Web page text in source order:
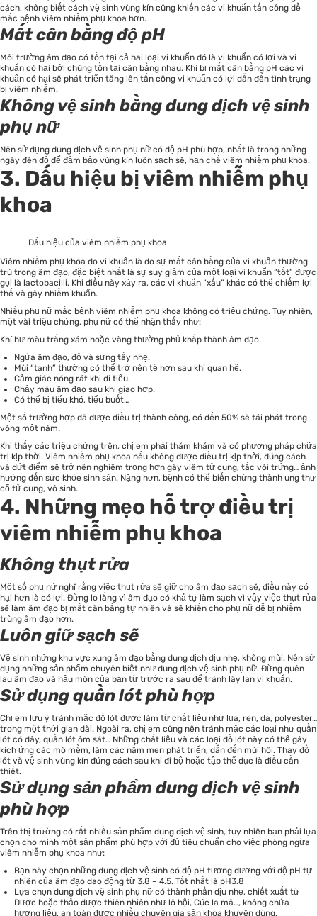
cách, không biết cách vệ sinh vùng kín cũng khiến các vi khuẩn tấn công dễ
mắc bệnh viêm nhiễm phụ khoa hơn.
Mất cân bằng độ pH
Môi trường âm đạo có tồn tại cả hai loại vi khuẩn đó là vi khuẩn có lợi và vi
khuẩn có hại bởi chúng tồn tại cân bằng nhau. Khi bị mất cân bằng pH các vi
khuẩn có hại sẽ phát triển tăng lên tấn công vi khuẩn có lợi dẫn đến tình trạng
bị viêm nhiễm.
Không vệ sinh bằng dung dịch vệ sinh
phụ nữ
Nên sử dụng dung dịch vệ sinh phụ nữ có độ pH phù hợp, nhất là trong những
ngày đèn đỏ để đảm bảo vùng kín luôn sạch sẽ, hạn chế viêm nhiễm phụ khoa.
3. Dấu hiệu bị viêm nhiễm phụ
khoa
Dấu hiệu của viêm nhiễm phụ khoa
Viêm nhiễm phụ khoa do vi khuẩn là do sự mất cân bằng của vi khuẩn thường
trú trong âm đạo, đặc biệt nhất là sự suy giảm của một loại vi khuẩn “tốt” được
gọi là lactobacilli. Khi điều này xảy ra, các vi khuẩn “xấu” khác có thể chiếm lợi
thế và gây nhiễm khuẩn.
Nhiều phụ nữ mắc bệnh viêm nhiễm phụ khoa không có triệu chứng. Tuy nhiên,
một vài triệu chứng, phụ nữ có thể nhận thấy như:
Khí hư màu trắng xám hoặc vàng thường phủ khắp thành âm đạo.
Ngứa âm đạo, đỏ và sưng tấy nhẹ.
Mùi “tanh” thường có thể trở nên tệ hơn sau khi quan hệ.
Cảm giác nóng rát khi đi tiểu.
Chảy máu âm đạo sau khi giao hợp.
Có thể bị tiểu khó, tiểu buốt…
Một số trường hợp đã được điều trị thành công, có đến 50% sẽ tái phát trong
vòng một năm.
Khi thấy các triệu chứng trên, chị em phải thăm khám và có phương pháp chữa
trị kịp thời. Viêm nhiễm phụ khoa nếu không được điều trị kịp thời, đúng cách
và dứt điểm sẽ trở nên nghiêm trọng hơn gây viêm tử cung, tắc vòi trứng… ảnh
hưởng đến sức khỏe sinh sản. Nặng hơn, bệnh có thể biến chứng thành ung thư
cổ tử cung, vô sinh.
4. Những mẹo hỗ trợ điều trị
viêm nhiễm phụ khoa
Không thụt rửa
Một số phụ nữ nghĩ rằng việc thụt rửa sẽ giữ cho âm đạo sạch sẽ, điều này có
hại hơn là có lợi. Đừng lo lắng vì âm đạo có khả tự làm sạch vì vậy việc thụt rửa
sẽ làm âm đạo bị mất cân bằng tự nhiên và sẽ khiến cho phụ nữ dễ bị nhiễm
trùng âm đạo hơn.
Luôn giữ sạch sẽ
Vệ sinh những khu vực xung âm đạo bằng dung dịch dịu nhẹ, không mùi. Nên sử
dụng những sản phẩm chuyên biệt như dung dịch vệ sinh phụ nữ. Đừng quên
lau âm đạo và hậu môn của bạn từ trước ra sau để tránh lây lan vi khuẩn.
Sử dụng quần lót phù hợp
Chị em lưu ý tránh mặc đồ lót được làm từ chất liệu như lụa, ren, da, polyester…
trong một thời gian dài. Ngoài ra, chị em cũng nên tránh mặc các loại như quần
lót có dây, quần lót ôm sát… Những chất liệu và các loại đồ lót này có thể gây
kích ứng các mô mềm, làm các nấm men phát triển, dẫn đến mùi hôi. Thay đồ
lót và vệ sinh vùng kín đúng cách sau khi đi bộ hoặc tập thể dục là điều cần
thiết.
Sử dụng sản phẩm dung dịch vệ sinh
phù hợp
Trên thị trường có rất nhiều sản phẩm dung dịch vệ sinh, tuy nhiên bạn phải lựa
chọn cho mình một sản phẩm phù hợp với đủ tiêu chuẩn cho việc phòng ngừa
viêm nhiễm phụ khoa như:
Bạn hãy chọn những dung dịch vệ sinh có độ pH tương đương với độ pH tự
nhiên của âm đạo dao động từ 3.8 – 4.5. Tốt nhất là pH3.8
Lựa chọn dung dịch vệ sinh phụ nữ có thành phần dịu nhẹ, chiết xuất từ
Dược hoặc thảo dược thiên nhiên như lô hội, Cúc la mã…, không chứa
hương liệu, an toàn được nhiều chuyên gia sản khoa khuyên dùng.